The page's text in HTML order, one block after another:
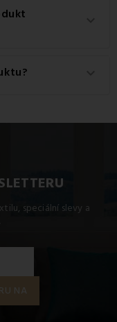
je 120
100%
speciální slevy a